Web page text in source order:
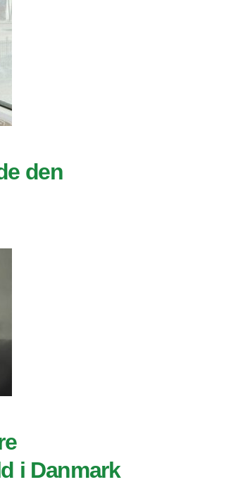
den
i Danmark